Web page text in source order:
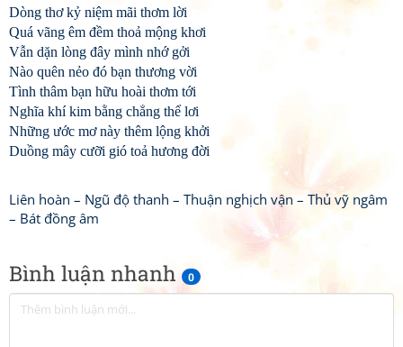
Bình luận nhanh 0
Dòng thơ kỷ niệm mãi thơm lời
Quá vãng êm đềm thoả mộng khơi
Vẫn dặn lòng đây mình nhớ gởi
Nào quên nẻo đó bạn thương vời
Tình thâm bạn hữu hoài thơm tới
Nghĩa khí kim bằng chẳng thể lơi
Những ước mơ này thêm lộng khởi
Duồng mây cưỡi gió toả hương đời
Liên hoàn – Ngũ độ thanh – Thuận nghịch vận – Thủ vỹ ngâm
– Bát đồng âm